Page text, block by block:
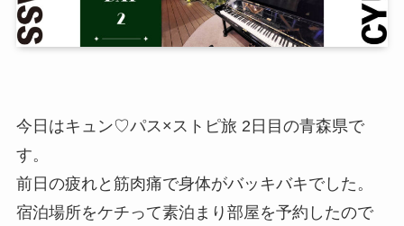
今日はキュン♡パス×ストピ旅 2日目の青森県で
す。
前日の疲れと筋肉痛で身体がバッキバキでした。
宿泊場所をケチって素泊まり部屋を予約したので